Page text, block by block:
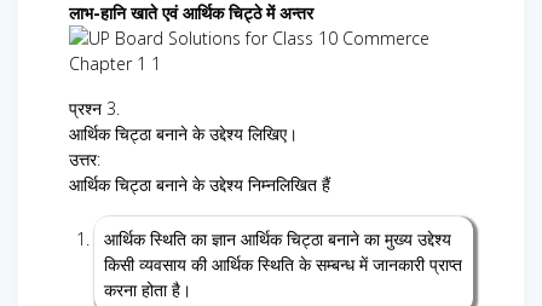
लाभ-हानि खाते एवं आर्थिक चिट्ठे में अन्तर
प्रश्न 3.
आर्थिक चिट्ठा बनाने के उद्देश्य लिखिए।
उत्तर:
आर्थिक चिट्ठा बनाने के उद्देश्य निम्नलिखित हैं
आर्थिक स्थिति का ज्ञान आर्थिक चिट्ठा बनाने का मुख्य उद्देश्य
किसी व्यवसाय की आर्थिक स्थिति के सम्बन्ध में जानकारी प्राप्त
करना होता है।